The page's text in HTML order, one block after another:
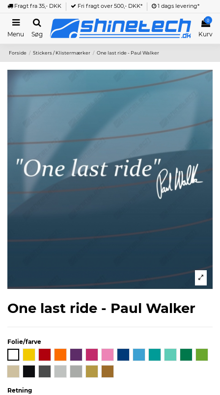
Fragt fra 35,- DKK Fri fragt over 500,- DKK* 1 dags levering*
Menu Søg
0
Kurv
Forside Stickers / Klistermærker One last ride - Paul Walker
One last ride - Paul Walker
Folie/farve
Retning